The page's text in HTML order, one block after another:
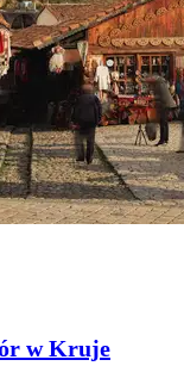
w Kruje